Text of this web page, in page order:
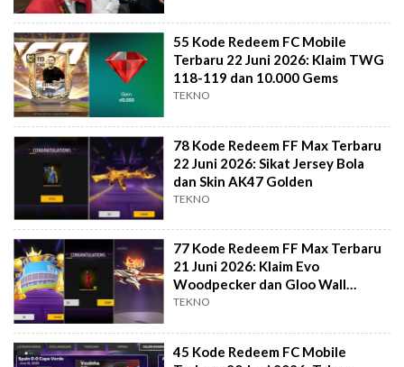
55 Kode Redeem FC Mobile
Terbaru 22 Juni 2026: Klaim TWG
118-119 dan 10.000 Gems
TEKNO
78 Kode Redeem FF Max Terbaru
22 Juni 2026: Sikat Jersey Bola
dan Skin AK47 Golden
TEKNO
77 Kode Redeem FF Max Terbaru
21 Juni 2026: Klaim Evo
Woodpecker dan Gloo Wall
Football
TEKNO
45 Kode Redeem FC Mobile